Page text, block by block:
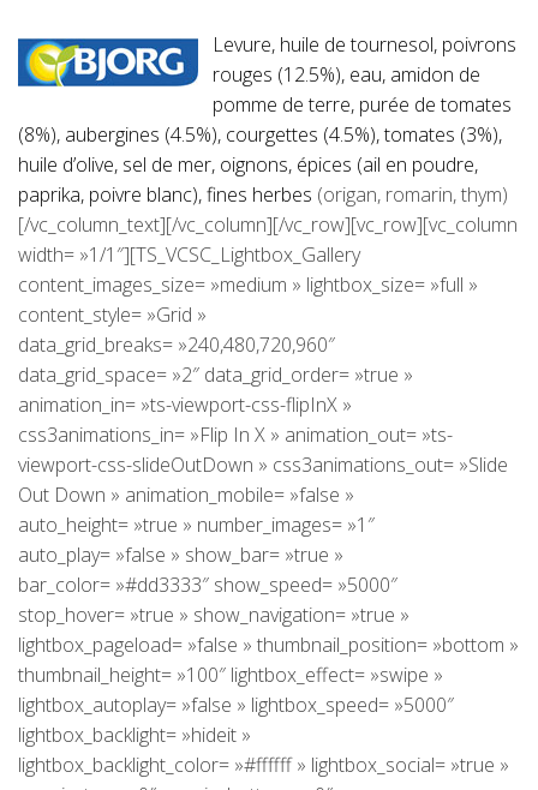
Levure, huile de tournesol, poivrons
rouges (12.5%), eau, amidon de
pomme de terre, purée de tomates
(8%), aubergines (4.5%), courgettes (4.5%), tomates (3%),
huile d’olive, sel de mer, oignons, épices (ail en poudre,
paprika, poivre blanc), fines herbes (origan, romarin, thym)
[/vc_column_text][/vc_column][/vc_row][vc_row][vc_column
width= »1/1″][TS_VCSC_Lightbox_Gallery
content_images_size= »medium » lightbox_size= »full »
content_style= »Grid »
data_grid_breaks= »240,480,720,960″
data_grid_space= »2″ data_grid_order= »true »
animation_in= »ts-viewport-css-flipInX »
css3animations_in= »Flip In X » animation_out= »ts-
viewport-css-slideOutDown » css3animations_out= »Slide
Out Down » animation_mobile= »false »
auto_height= »true » number_images= »1″
auto_play= »false » show_bar= »true »
bar_color= »#dd3333″ show_speed= »5000″
stop_hover= »true » show_navigation= »true »
lightbox_pageload= »false » thumbnail_position= »bottom »
thumbnail_height= »100″ lightbox_effect= »swipe »
lightbox_autoplay= »false » lightbox_speed= »5000″
lightbox_backlight= »hideit »
lightbox_backlight_color= »#ffffff » lightbox_social= »true »